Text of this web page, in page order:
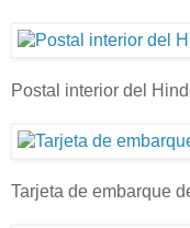
Postal interior del
Tarjeta de embarque